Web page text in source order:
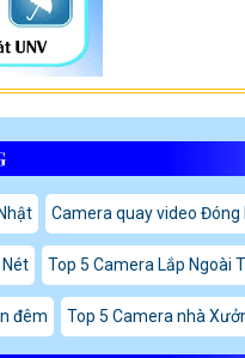
Camera quay video Đóng
Top 5 Camera Lắp Ngoài
đêm Top 5 Camera nhà